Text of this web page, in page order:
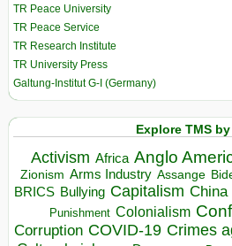
TR Peace University
TR Peace Service
TR Research Institute
TR University Press
Galtung-Institut G-I (Germany)
Explore TMS
Activism Africa Anglo
Zionism Arms Industry Assange
BRICS Bullying Capitalism China
Punishment Colonialism
Corruption COVID-19 Crimes